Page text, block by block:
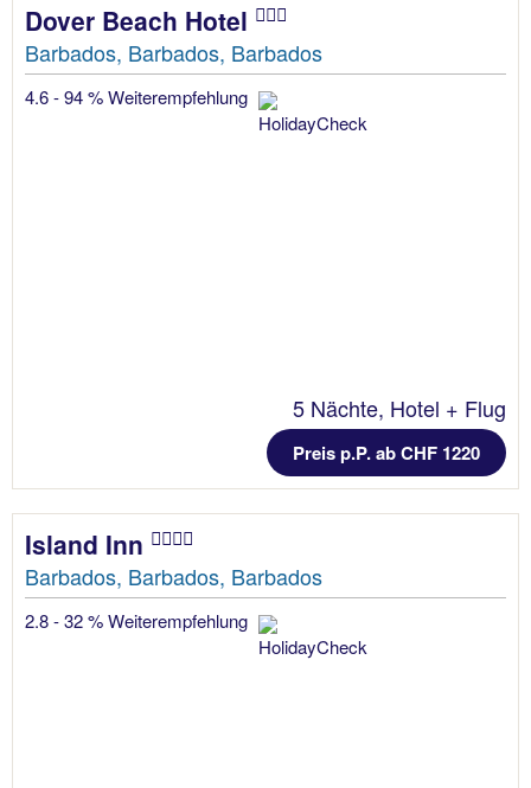
Dover Beach Hotel
Barbados, Barbados, Barbados
4.6 - 94 % Weiterempfehlung
5 Nächte, Hotel + Flug
Preis p.P. ab CHF 1220
Island Inn
Barbados, Barbados, Barbados
2.8 - 32 % Weiterempfehlung